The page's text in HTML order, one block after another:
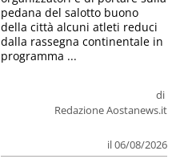
di
Redazione Aostanews.it
il 06/08/2026
pedana del salotto buono
della città alcuni atleti reduci
dalla rassegna continentale in
programma ...